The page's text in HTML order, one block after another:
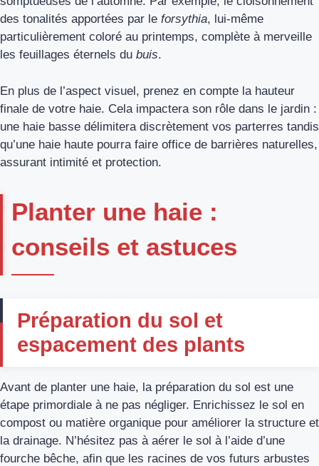
des tonalités apportées par le forsythia, lui-même
particulièrement coloré au printemps, complète à merveille
les feuillages éternels du buis.
En plus de l’aspect visuel, prenez en compte la hauteur
finale de votre haie. Cela impactera son rôle dans le jardin :
une haie basse délimitera discrètement vos parterres tandis
qu’une haie haute pourra faire office de barrières naturelles,
assurant intimité et protection.
Planter une haie :
conseils et astuces
Préparation du sol et
espacement des plants
Avant de planter une haie, la préparation du sol est une
étape primordiale à ne pas négliger. Enrichissez le sol en
compost ou matière organique pour améliorer la structure et
la drainage. N’hésitez pas à aérer le sol à l’aide d’une
fourche bêche, afin que les racines de vos futurs arbustes